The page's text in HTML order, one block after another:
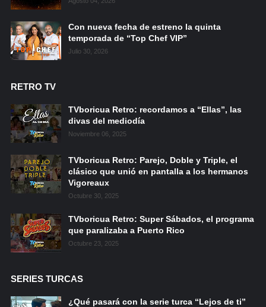
Con nueva fecha de estreno la quinta
temporada de “Top Chef VIP”
Julio 30, 2026
RETRO TV
TVboricua Retro: recordamos a “Ellas”, las
divas del mediodía
Noviembre 06, 2025
TVboricua Retro: Parejo, Doble y Triple, el
clásico que unió en pantalla a los hermanos
Vigoreaux
Octubre 30, 2025
TVboricua Retro: Super Sábados, el programa
que paralizaba a Puerto Rico
Octubre 23, 2025
SERIES TURCAS
¿Qué pasará con la serie turca “Lejos de ti”